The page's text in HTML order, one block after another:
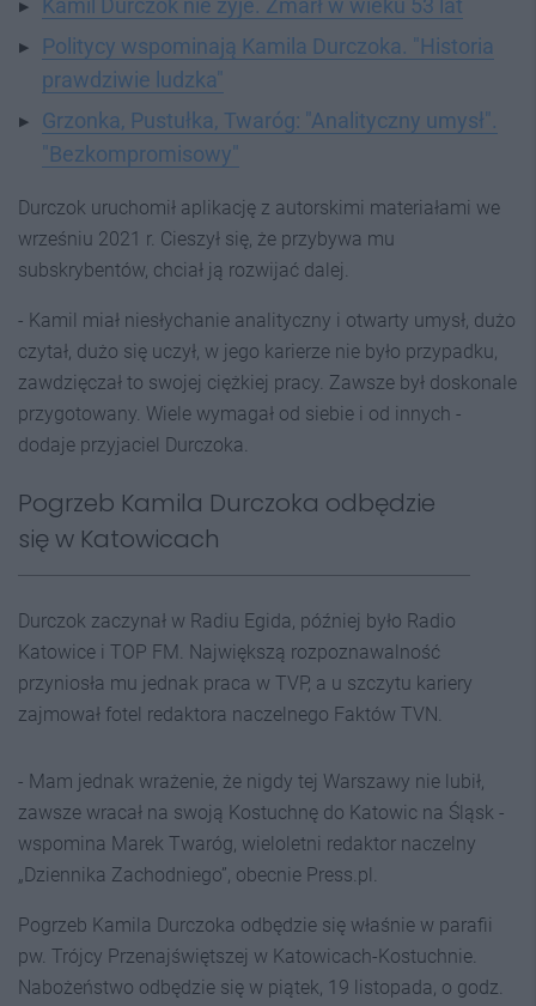
Kamil Durczok nie żyje. Zmarł w wieku 53 lat
Politycy wspominają Kamila Durczoka. "Historia
prawdziwie ludzka"
Grzonka, Pustułka, Twaróg: "Analityczny umysł".
"Bezkompromisowy"
Durczok uruchomił aplikację z autorskimi materiałami we
wrześniu 2021 r. Cieszył się, że przybywa mu
subskrybentów, chciał ją rozwijać dalej.
- Kamil miał niesłychanie analityczny i otwarty umysł, dużo
czytał, dużo się uczył, w jego karierze nie było przypadku,
zawdzięczał to swojej ciężkiej pracy. Zawsze był doskonale
przygotowany. Wiele wymagał od siebie i od innych -
dodaje przyjaciel Durczoka.
Pogrzeb Kamila Durczoka odbędzie
się w Katowicach
Durczok zaczynał w Radiu Egida, później było Radio
Katowice i TOP FM. Największą rozpoznawalność
przyniosła mu jednak praca w TVP, a u szczytu kariery
zajmował fotel redaktora naczelnego Faktów TVN.
- Mam jednak wrażenie, że nigdy tej Warszawy nie lubił,
zawsze wracał na swoją Kostuchnę do Katowic na Śląsk -
wspomina Marek Twaróg, wieloletni redaktor naczelny
„Dziennika Zachodniego”, obecnie Press.pl.
Pogrzeb Kamila Durczoka odbędzie się właśnie w parafii
pw. Trójcy Przenajświętszej w Katowicach-Kostuchnie.
Nabożeństwo odbędzie się w piątek, 19 listopada, o godz.